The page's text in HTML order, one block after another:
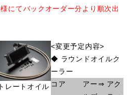
にてバックオーダー分より順次出
レートオイル
<変更予定内容>
◆ ラウンドオイルク
ーラー
コア
アー⇒ アク